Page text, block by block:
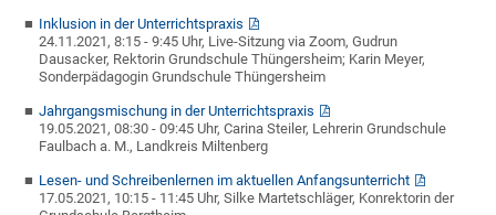
Inklusion in der Unterrichtspraxis
24.11.2021, 8:15 - 9:45 Uhr, Live-Sitzung via Zoom, Gudrun
Dausacker, Rektorin Grundschule Thüngersheim; Karin Meyer,
Sonderpädagogin Grundschule Thüngersheim
Jahrgangsmischung in der Unterrichtspraxis
19.05.2021, 08:30 - 09:45 Uhr, Carina Steiler, Lehrerin Grundschule
Faulbach a. M., Landkreis Miltenberg
Lesen- und Schreibenlernen im aktuellen Anfangsunterricht
17.05.2021, 10:15 - 11:45 Uhr, Silke Martetschläger, Konrektorin der